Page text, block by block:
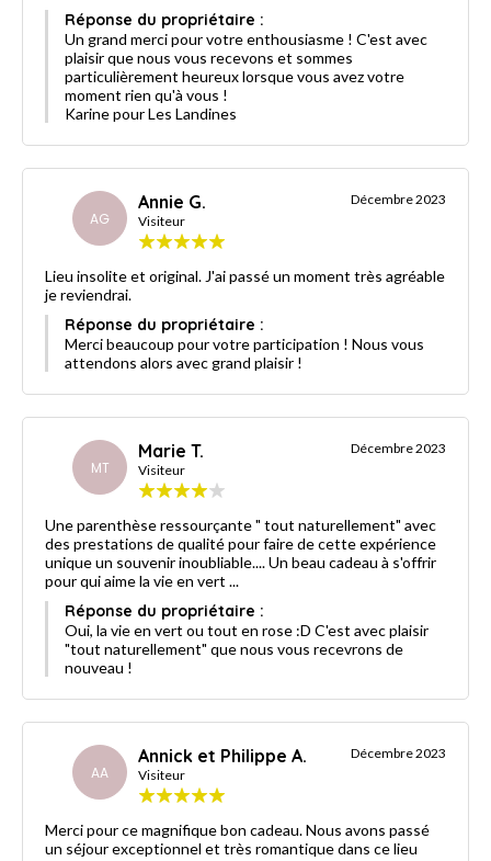
Réponse du propriétaire :
Un grand merci pour votre enthousiasme ! C'est avec
plaisir que nous vous recevons et sommes
particulièrement heureux lorsque vous avez votre
moment rien qu'à vous !
Karine pour Les Landines
AG
Annie G.
Visiteur
Décembre 2023
Lieu insolite et original. J'ai passé un moment très agréable
je reviendrai.
Réponse du propriétaire :
Merci beaucoup pour votre participation ! Nous vous
attendons alors avec grand plaisir !
MT
Marie T.
Visiteur
Décembre 2023
Une parenthèse ressourçante " tout naturellement" avec
des prestations de qualité pour faire de cette expérience
unique un souvenir inoubliable.... Un beau cadeau à s'offrir
pour qui aime la vie en vert ...
Réponse du propriétaire :
Oui, la vie en vert ou tout en rose :D C'est avec plaisir
"tout naturellement" que nous vous recevrons de
nouveau !
AA
Annick et Philippe A.
Visiteur
Décembre 2023
Merci pour ce magnifique bon cadeau. Nous avons passé
un séjour exceptionnel et très romantique dans ce lieu